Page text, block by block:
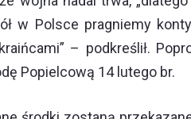
w Polsce pragniemy
– podkreślił.
Popielcową 14 lutego br.